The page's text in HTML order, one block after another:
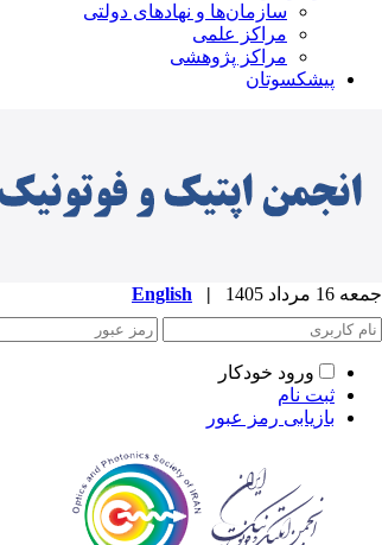
سازمان‌ها و نهادهای دولتی
مراکز علمی
مراکز پژوهشی
پیشکسوتان
جمعه 16 مرداد 1405 |
English
ورود خودکار
ثبت نام
بازیابی رمز عبور